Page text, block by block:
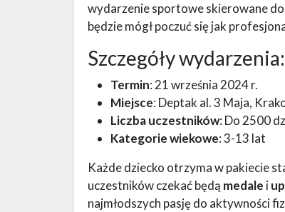
wydarzenie sportowe skierowane do
będzie mógł poczuć się jak
Szczegóły wydarzenia:
Termin: 21 września 2024 r.
Miejsce: Deptak al. 3 Maja,
Liczba uczestników: Do 2500
Kategorie wiekowe: 3-13 lat
Każde dziecko otrzyma w pakiecie
uczestników czekać będą medale i
najmłodszych pasję do aktywności